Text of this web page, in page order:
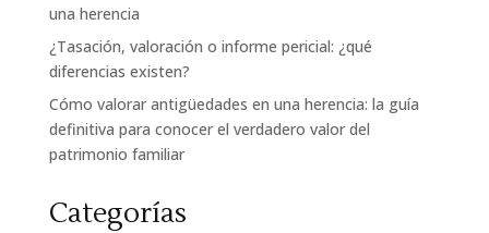
una herencia
¿Tasación, valoración o informe pericial: ¿qué
diferencias existen?
Cómo valorar antigüedades en una herencia: la guía
definitiva para conocer el verdadero valor del
patrimonio familiar
Categorías